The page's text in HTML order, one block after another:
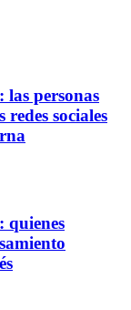
las personas
sociales
quienes